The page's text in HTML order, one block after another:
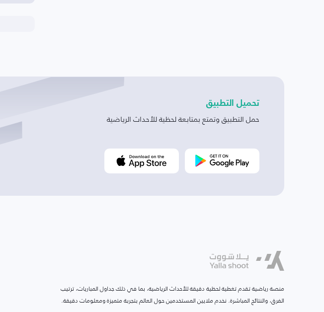
تحميل التطبيق
حمل التطبيق وتمتع بمتابعة لحظية للأحداث الرياضية
منصة رياضية تقدم تغطية لحظية دقيقة للأحداث الرياضية، بما في ذلك جداول المباريات، ترتيب
الفرق، والنتائج المباشرة. نخدم ملايين المستخدمين حول العالم بتجربة متميزة ومعلومات دقيقة.